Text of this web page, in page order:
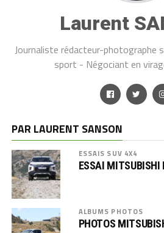
Laurent
Journaliste rédacteur-photographe
sport - Négociant en
PAR LAURENT SANSON
ESSAIS SUV 4X4
ESSAI
ALBUMS PHOTOS
PHOTOS